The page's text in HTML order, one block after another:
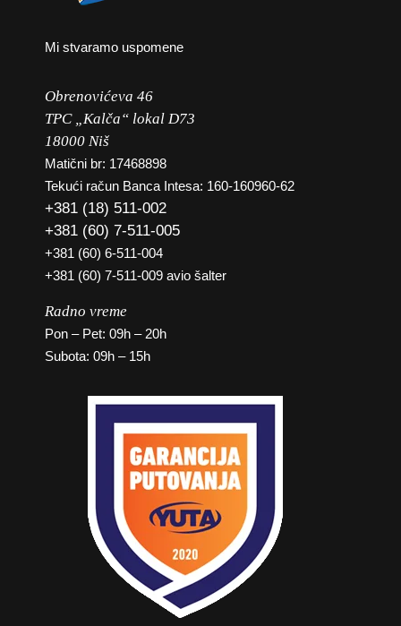
Mi stvaramo uspomene
Obrenovićeva 46
TPC „Kalča“ lokal D73
18000 Niš
Matični br: 17468898
Tekući račun Banca Intesa: 160-160960-62
+381 (18) 511-002
+381 (60) 7-511-005
+381 (60) 6-511-004
+381 (60) 7-511-009 avio šalter
Radno vreme
Pon – Pet: 09h – 20h
Subota: 09h – 15h